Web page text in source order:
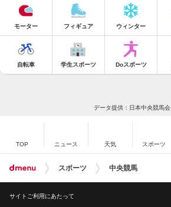
モーター フィギュア ウィンター
自転車 学生スポーツ Doスポーツ
データ提供：日本中央競馬会
TOP ニュース 天気 スポーツ
スポーツ 中央競馬
サイトご利用にあたって